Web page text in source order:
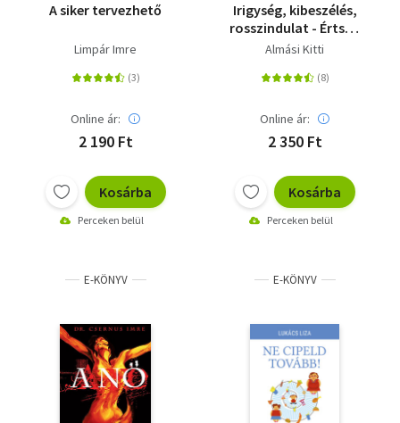
A siker tervezhető
Limpár Imre
Online ár:
2 190 Ft
Kosárba
Perceken belül
Irigység, kibeszélés,
rosszindulat - Értsük
meg, hogy ne
Almási Kitti
Online ár:
2 350 Ft
Kosárba
Perceken belül
E-KÖNYV E-KÖNYV